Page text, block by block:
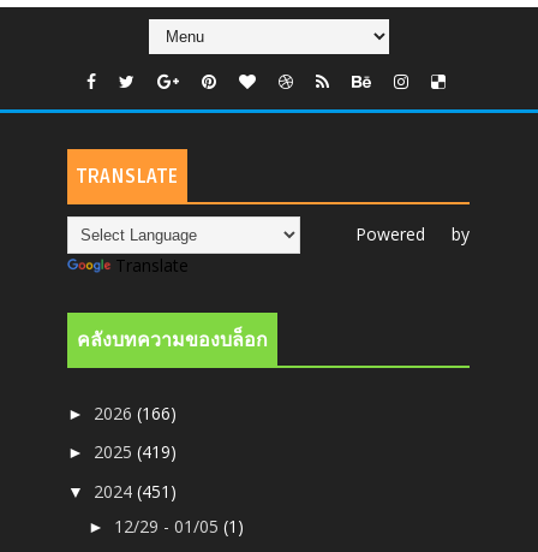
TRANSLATE
Powered by
Translate
คลังบทความของบล็อก
► 2026(166)
► 2025(419)
▼ 2024(451)
► 12/29 - 01/05(1)